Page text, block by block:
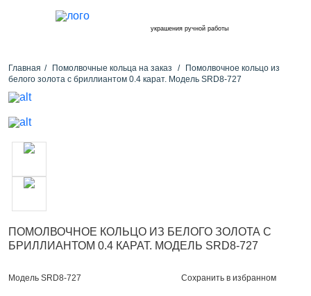
украшения ручной работы
Главная Помолвочные кольца на заказ
Помолвочное кольцо из
белого золота с бриллиантом 0.4 карат. Модель SRD8-727
ПОМОЛВОЧНОЕ КОЛЬЦО ИЗ БЕЛОГО ЗОЛОТА С
БРИЛЛИАНТОМ 0.4 КАРАТ. МОДЕЛЬ SRD8-727
Модель SRD8-727 Сохранить в избранном